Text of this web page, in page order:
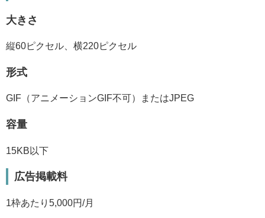
大きさ
縦60ピクセル、横220ピクセル
形式
GIF（アニメーションGIF不可）またはJPEG
容量
15KB以下
広告掲載料
1枠あたり5,000円/月